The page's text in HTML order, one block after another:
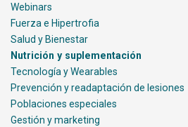
Webinars
Fuerza e Hipertrofia
Salud y Bienestar
Nutrición y suplementación
Tecnología y Wearables
Prevención y readaptación de lesiones
Poblaciones especiales
Gestión y marketing